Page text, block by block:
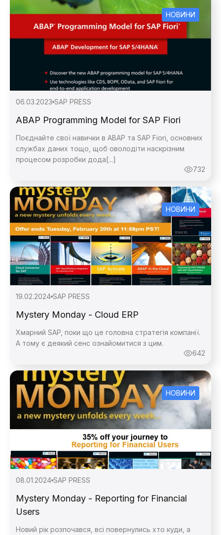
НОВИНИ
06.03.2023 SAP PRESS
ABAP Programming Model for SAP Fiori
Поєднайте свої навички в ABAP та SAP Fiori, основних
службах даних тощо, щоб оволодіти наскрізним
процесом розробки дода[...]
732
НОВИНИ
19.02.2024 SAP PRESS
Mystery Monday - Cloud ERP
Хмарний SAP, поки що це головна стратегія компанії.
А тому є деякий сенс ознайомитися з цим.
642
НОВИНИ
08.01.2024 SAP PRESS
Mystery Monday - Reporting for Financial
Users
Новий рік розпочався, всі повернулись хто куди, а